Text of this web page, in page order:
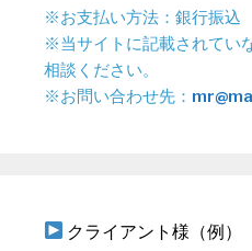
※お支払い方法：銀行振込
※当サイトに記載されてい
相談ください。
※お問い合わせ先：
クライアント様（例）